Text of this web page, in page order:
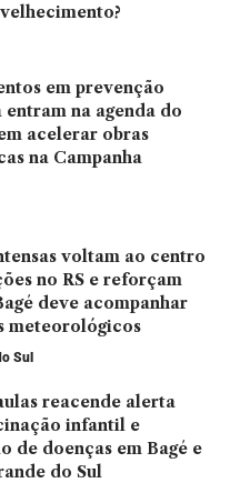
em prevenção
na agenda do
acelerar obras
na Campanha
voltam ao centro
no RS e reforçam
deve acompanhar
meteorológicos
Sul
reacende alerta
infantil e
de doenças em Bagé e
do Sul